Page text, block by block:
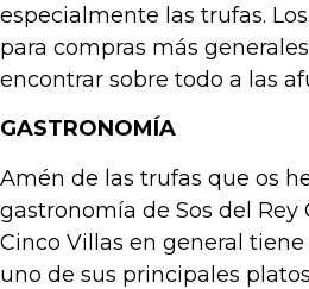
especialmente las trufas.
para compras más
encontrar sobre todo a las
GASTRONOMÍA
Amén de las trufas que os
gastronomía de Sos del Rey
Cinco Villas en general
uno de sus principales